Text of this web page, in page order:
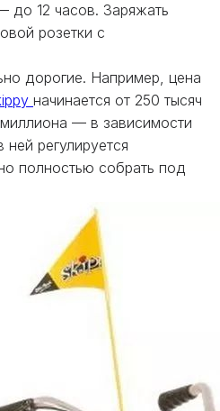
до 12 часов. Заряжать
розетки с
дорогие. Например, цена
начинается от 250 тысяч
— в зависимости
регулируется
полностью собрать под